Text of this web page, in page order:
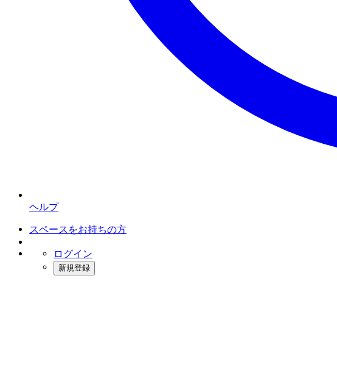
ヘルプ
スペースをお持ちの方
ログイン
新規登録